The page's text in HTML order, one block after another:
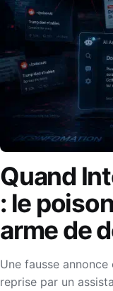
Quand
: le
arme de
Une fausse
reprise par un